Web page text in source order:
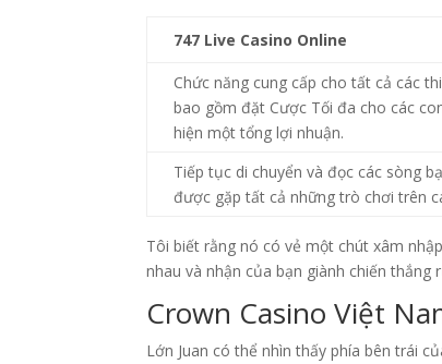
747 Live Casino Online
Chức năng cung cấp cho tất cả các
bao gồm đặt Cược Tối đa cho các
hiện một tổng lợi nhuận.
Tiếp tục di chuyển và đọc các sòng
được gặp tất cả những trò chơi trên
Tôi biết rằng nó có vẻ một chút xâm
nhau và nhận của bạn giành chiến
Crown Casino Việt
Lớn Juan có thể nhìn thấy phía bên trái